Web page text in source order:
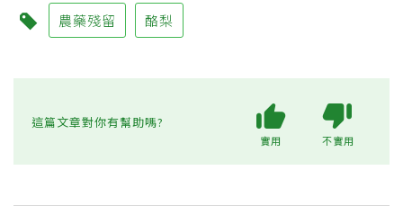
農藥殘留 酪梨
這篇文章對你有幫助嗎?
實用 不實用